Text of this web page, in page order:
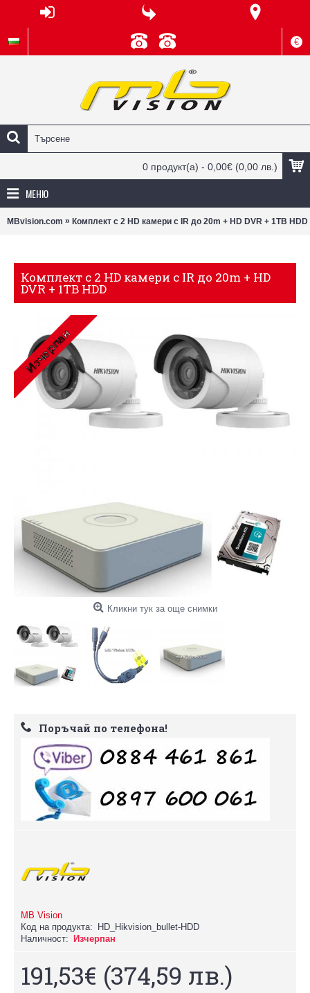
€
0 продукт(а) - 0,00€ (0,00 лв.)
МЕНЮ
MBvision.com » Комплект с 2 HD камери с IR до 20m + HD DVR + 1TB HDD
Комплект с 2 HD камери с IR до 20m + HD
DVR + 1TB HDD
Кликни тук за още снимки
Поръчай по телефона!
MB Vision
Код на продукта:
HD_Hikvision_bullet-HDD
Наличност:
Изчерпан
191,53€ (374,59 лв.)